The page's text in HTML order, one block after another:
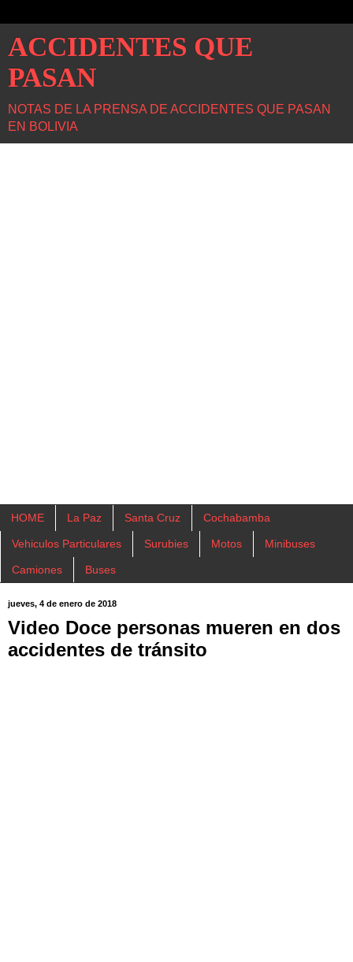
ACCIDENTES QUE
PASAN
NOTAS DE LA PRENSA DE ACCIDENTES QUE PASAN
EN BOLIVIA
HOME La Paz Santa Cruz Cochabamba
Vehiculos Particulares Surubies Motos Minibuses
Camiones Buses
jueves, 4 de enero de 2018
Video Doce personas mueren en dos
accidentes de tránsito